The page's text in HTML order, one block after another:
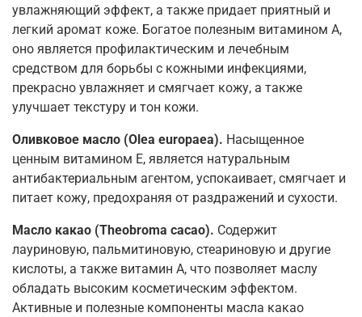
увлажняющий эффект, а также придает приятный и
легкий аромат коже. Богатое полезным витамином А,
оно является профилактическим и лечебным
средством для борьбы с кожными инфекциями,
прекрасно увлажняет и смягчает кожу, а также
улучшает текстуру и тон кожи.
Оливковое масло (Olea europaea). Насыщенное
ценным витамином Е, является натуральным
антибактериальным агентом, успокаивает, смягчает и
питает кожу, предохраняя от раздражений и сухости.
Масло какао (Theobroma cacao). Содержит
лауриновую, пальмитиновую, стеариновую и другие
кислоты, а также витамин А, что позволяет маслу
обладать высоким косметическим эффектом.
Активные и полезные компоненты масла какао